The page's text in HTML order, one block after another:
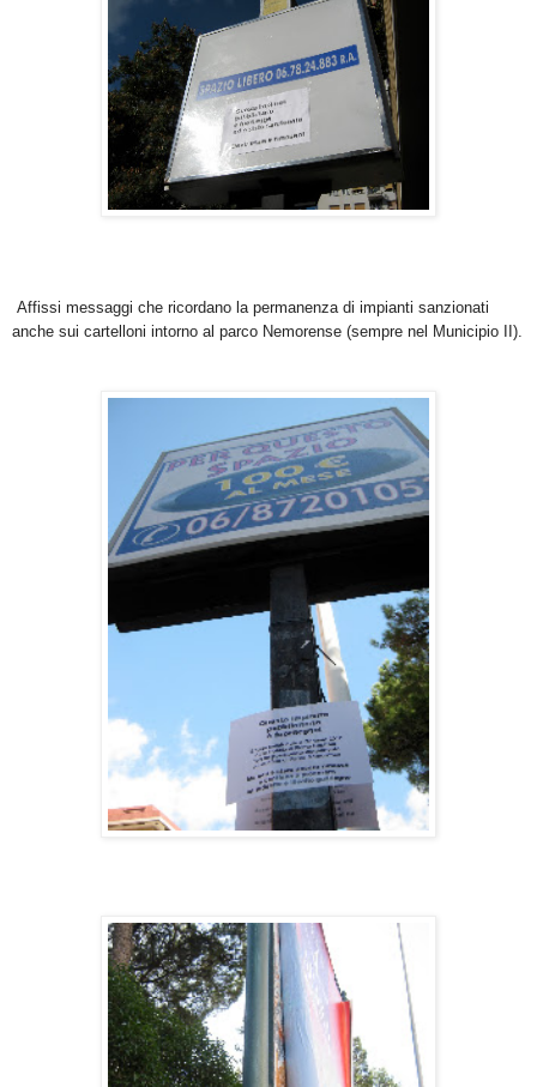
Affissi messaggi che ricordano la permanenza di impianti sanzionati
anche sui cartelloni intorno al parco Nemorense (sempre nel Municipio II).